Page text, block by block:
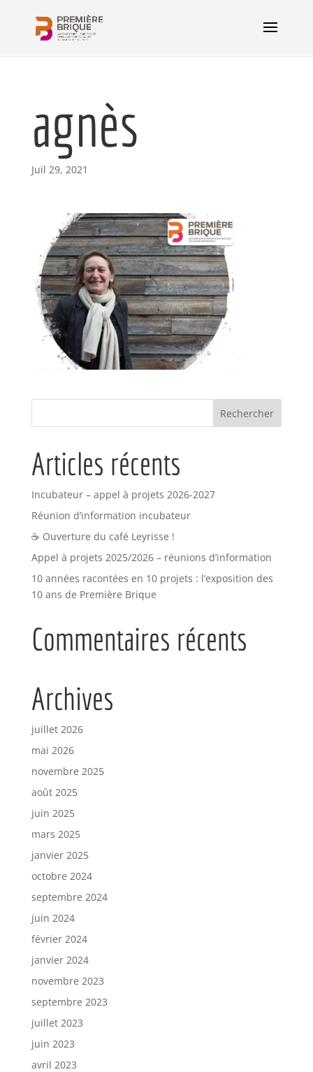
agnès
Juil 29, 2021
Articles récents
Incubateur – appel à projets 2026-2027
Réunion d’information incubateur
☕ Ouverture du café Leyrisse !
Appel à projets 2025/2026 – réunions d’information
10 années racontées en 10 projets : l’exposition des
10 ans de Première Brique
Commentaires récents
Archives
juillet 2026
mai 2026
novembre 2025
août 2025
juin 2025
mars 2025
janvier 2025
octobre 2024
septembre 2024
juin 2024
février 2024
janvier 2024
novembre 2023
septembre 2023
juillet 2023
juin 2023
avril 2023